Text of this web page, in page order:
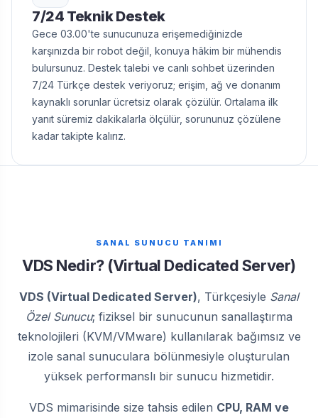
7/24 Teknik Destek
Gece 03.00'te sunucunuza erişemediğinizde
karşınızda bir robot değil, konuya hâkim bir mühendis
bulursunuz. Destek talebi ve canlı sohbet üzerinden
7/24 Türkçe destek veriyoruz; erişim, ağ ve donanım
kaynaklı sorunlar ücretsiz olarak çözülür. Ortalama ilk
yanıt süremiz dakikalarla ölçülür, sorununuz çözülene
kadar takipte kalırız.
SANAL SUNUCU TANIMI
VDS Nedir? (Virtual Dedicated Server)
VDS (Virtual Dedicated Server), Türkçesiyle Sanal
Özel Sunucu; fiziksel bir sunucunun sanallaştırma
teknolojileri (KVM/VMware) kullanılarak bağımsız ve
izole sanal sunuculara bölünmesiyle oluşturulan
yüksek performanslı bir sunucu hizmetidir.
VDS mimarisinde size tahsis edilen CPU, RAM ve